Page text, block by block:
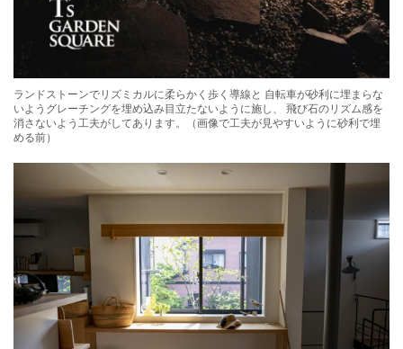
ランドストーンでリズミカルに柔らかく歩く導線と 自転車が砂利に埋まらな
いようグレーチングを埋め込み目立たないように施し、 飛び石のリズム感を
消さないよう工夫がしてあります。（画像で工夫が見やすいように砂利で埋
める前）